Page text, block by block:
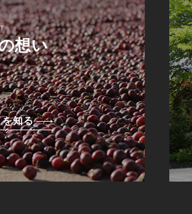
想い
知る